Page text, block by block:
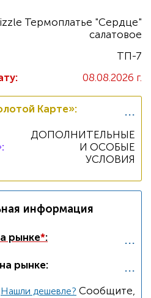
Термоплатье "Сердце"
салатовое
TП-7
08.08.2026 г.
Карте»: ...
:
ДОПОЛНИТЕЛЬНЫЕ
И ОСОБЫЕ
УСЛОВИЯ
информация
рынке*: ...
рынке: ...
Нашли дешевле? Cообщите,